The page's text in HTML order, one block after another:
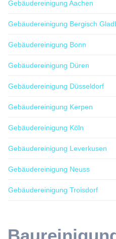
Gebäudereinigung Aachen
Gebäudereinigung Bergisch
Gebäudereinigung Bonn
Gebäudereinigung Düren
Gebäudereinigung Düsseldorf
Gebäudereinigung Kerpen
Gebäudereinigung Köln
Gebäudereinigung Leverkusen
Gebäudereinigung Neuss
Gebäudereinigung Troisdorf